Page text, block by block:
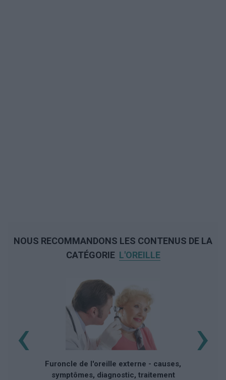
NOUS RECOMMANDONS LES CONTENUS DE LA
CATÉGORIE L'OREILLE
Furoncle de l'oreille externe - causes,
symptômes, diagnostic, traitement
‹ ›